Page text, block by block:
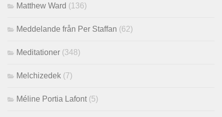
Matthew Ward (136)
Meddelande från Per Staffan (62)
Meditationer (348)
Melchizedek (7)
Méline Portia Lafont (5)